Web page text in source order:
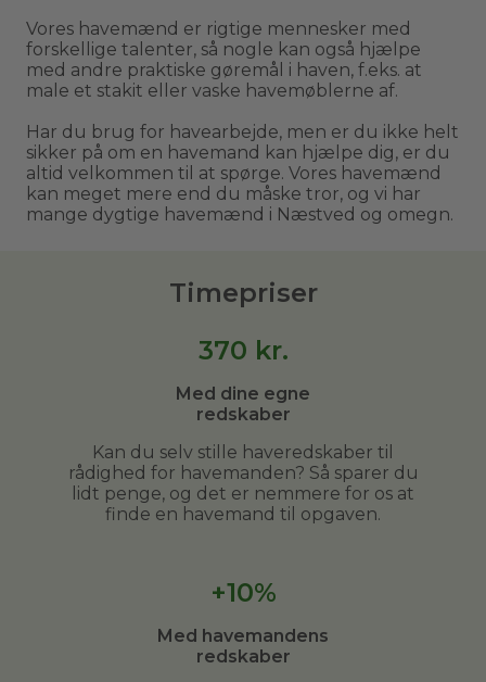
Vores havemænd er rigtige mennesker med
forskellige talenter, så nogle kan også hjælpe
med andre praktiske gøremål i haven, f.eks. at
male et stakit eller vaske havemøblerne af.
Har du brug for havearbejde, men er du ikke helt
sikker på om en havemand kan hjælpe dig, er du
altid velkommen til at spørge. Vores havemænd
kan meget mere end du måske tror, og vi har
mange dygtige havemænd i Næstved og omegn.
Timepriser
370 kr.
Med dine egne
redskaber
Kan du selv stille haveredskaber til
rådighed for havemanden? Så sparer du
lidt penge, og det er nemmere for os at
finde en havemand til opgaven.
+10%
Med havemandens
redskaber